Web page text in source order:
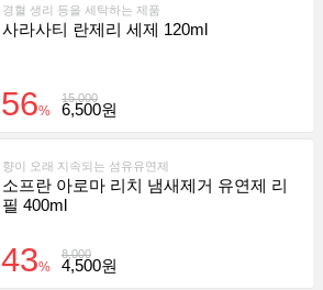
경혈 생리 등을 세탁하는 제품
사라사티 란제리 세제 120ml
15,000
56% 6,500원
향이 오래 지속되는 섬유유연제
소프란 아로마 리치 냄새제거 유연제 리
필 400ml
8,000
43% 4,500원